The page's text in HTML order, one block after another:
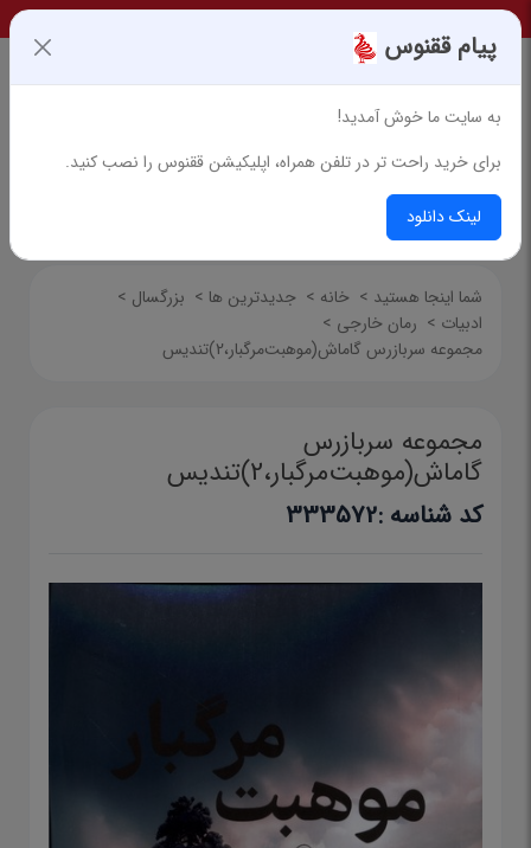
شما اینجا هستید > خانه > جدیدترین ها > بزرگسال >
ادبیات > رمان خارجی >
مجموعه سربازرس گاماش(موهبت‌مرگبار،2)تندیس
مجموعه سربازرس
گاماش(موهبت‌مرگبار،2)تندیس
کد شناسه :333572
پیام ققنوس
به سایت ما خوش آمدید!
برای خرید راحت تر در تلفن همراه، اپلیکیشن ققنوس را نصب کنید.
لینک دانلود